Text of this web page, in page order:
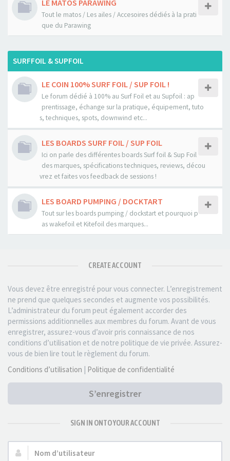
LE MATOS PARAWING
Tout le matos / Les ailes / Accesoires dédiés à la prati
que du Parawing
SURFFOIL & SUPFOIL
LE COIN 100% SURF FOIL / SUP FOIL !
Le forum dédié à 100% au Surf Foil et au Supfoil : ap
prentissage, échange sur la pratique, équipement, tuto
s, techniques, spots, downwind etc...
LES BOARDS SURF FOIL / SUP FOIL
Ici on parle des différentes boards Surf foil & Sup Foil
des marques, spécifications techniques, reviews, décou
vrez et faites vos feedback de sessions !
LES BOARD PUMPING / DOCKTART
Tout sur les boards pumping / dockstart et pourquoi p
as wakefoil et Kitefoil des marques...
CREATE ACCOUNT
Vous devez être enregistré pour vous connecter. L’enregistrement
ne prend que quelques secondes et augmente vos possibilités.
L’administrateur du forum peut également accorder des
permissions additionnelles aux membres du forum. Avant de vous
enregistrer, assurez-vous d’avoir pris connaissance de nos
conditions d’utilisation et de notre politique de vie privée. Assurez-
vous de bien lire tout le règlement du forum.
Conditions d’utilisation | Politique de confidentialité
S’enregistrer
SIGN IN ONTO YOUR ACCOUNT
Nom